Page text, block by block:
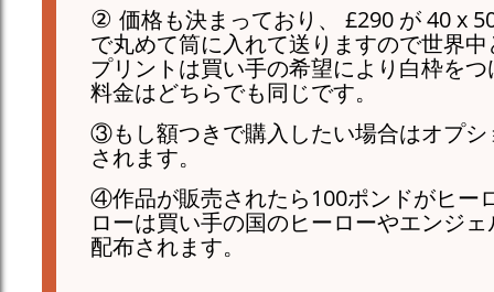
② 価格も決まっており、 £290 が 40 x
で丸めて筒に入れて送りますので世界
プリントは買い手の希望により白枠を
料金はどちらでも同じです。
③もし額つきで購入したい場合はオプ
されます。
④作品が販売されたら100ポンドがヒー
ローは買い手の国のヒーローやエンジ
配布されます。